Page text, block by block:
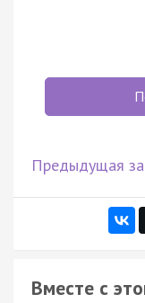
Предыдущая
Вместе с